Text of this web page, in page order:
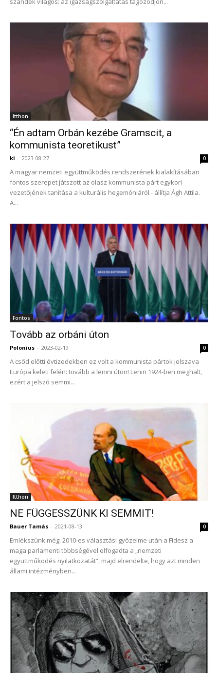
Itthon
“Én adtam Orbán kezébe Gramscit, a
kommunista teoretikust”
ki - 2023-08-27 0
A magyar nemzeti együttműködés rendszerének kialakításában
fontos szerepet játszott az olasz kommunista párt egykori
vezetőjének tanítása a kulturális hegemóniáról - állítja Ágh Attila.
A...
Fontos
Tovább az orbáni úton
Polonius - 2023-02-19 0
A csőd előtti évtizedekben ez volt a kommunista pártok jelszava
Európa keleti felén: tovább a lenini úton! Lenin 1924-ben meghalt,
ezért a jelszó semmi...
Itthon
NE FÜGGESSZÜNK KI SEMMIT!
Bauer Tamás - 2021-08-13 0
Emlékszünk még: 2010-es választási győzelme után a Fidesz a
maga parlamenti többségével elfogadta a „nemzeti
együttműködés nyilatkozatát”, majd elrendelte, hogy azt minden
állami intézményben...